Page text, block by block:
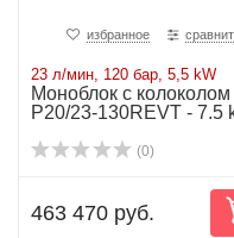
избранное
23 л/мин, 120 бар, 5,5 kW
Моноблок с колоколом
P20/23-130REVT - 7.5
(0)
463 470 руб.